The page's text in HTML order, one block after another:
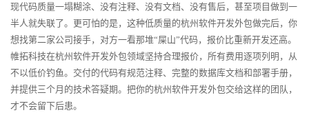
现代码质量一塌糊涂、没有注释、没有文档、没有售后，甚至项目做到一
半人就失联了。更可怕的是，这种低质量的杭州软件开发外包做完后，你
想找第二家公司接手，对方一看那堆“屎山”代码，报价比重新开发还高。
帷拓科技在杭州软件开发外包领域坚持合理报价，所有费用逐项列明，从
不以低价钓鱼。交付的代码有规范注释、完整的数据库文档和部署手册，
并提供三个月的技术答疑期。把你的杭州软件开发外包交给这样的团队，
才不会留下后患。